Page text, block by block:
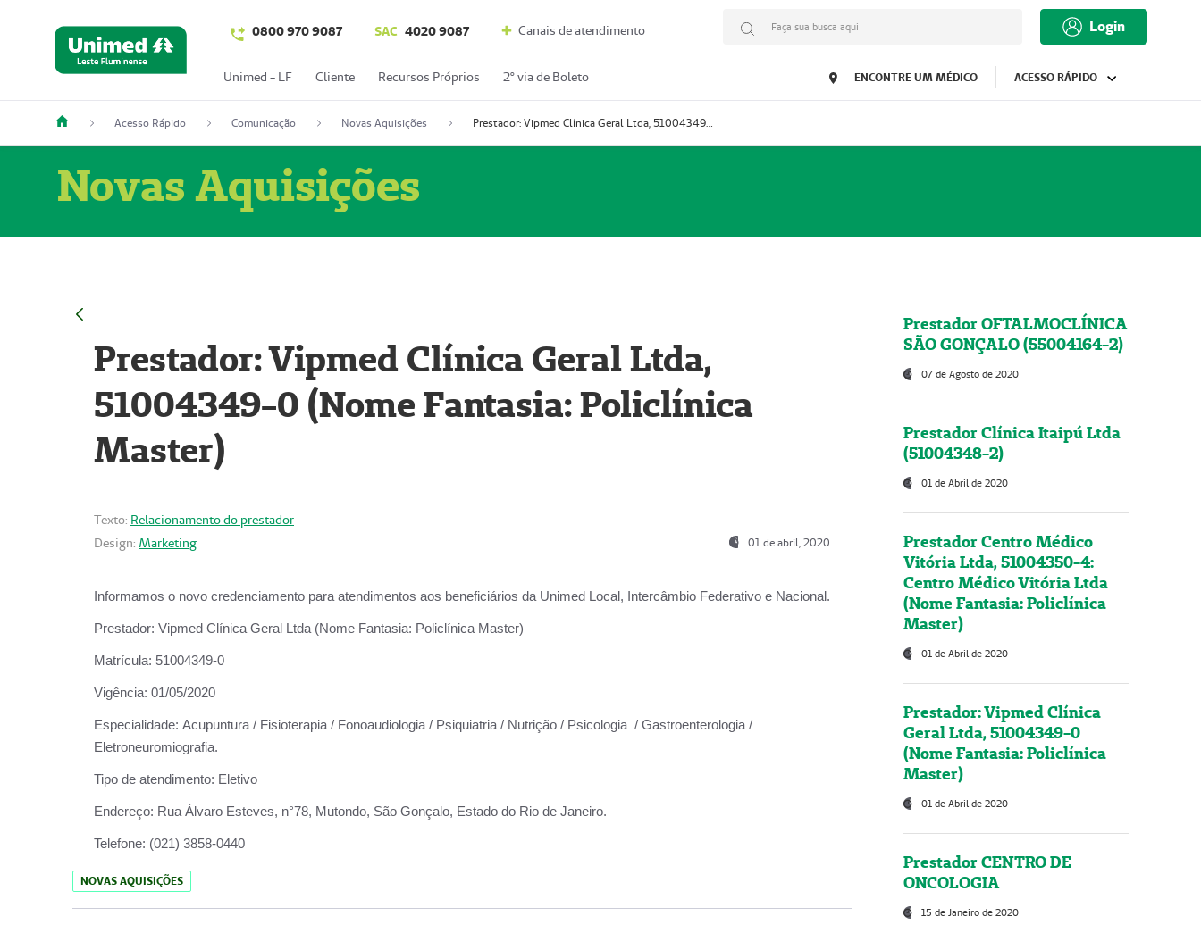
0800 970 9087 SAC 4020 9087 Canais de atendimento Faça sua busca aqui Login
Unimed - LF Cliente Recursos Próprios 2º via de Boleto ENCONTRE UM MÉDICO ACESSO RÁPIDO
Acesso Rápido Comunicação Novas Aquisições Prestador: Vipmed Clínica Geral Ltda, 51004349-0 (Nome Fantasia: Policlínica Master)
Novas Aquisições
Prestador: Vipmed Clínica Geral Ltda,
51004349-0 (Nome Fantasia: Policlínica
Master)
Texto: Relacionamento do prestador
Design: Marketing 01 de abril, 2020
Informamos o novo credenciamento para atendimentos aos beneficiários da Unimed Local, Intercâmbio Federativo e Nacional.
Prestador: Vipmed Clínica Geral Ltda (Nome Fantasia: Policlínica Master)
Matrícula: 51004349-0
Vigência: 01/05/2020
Especialidade: Acupuntura / Fisioterapia / Fonoaudiologia / Psiquiatria / Nutrição / Psicologia / Gastroenterologia /
Eletroneuromiografia.
Tipo de atendimento: Eletivo
Endereço: Rua Àlvaro Esteves, n°78, Mutondo, São Gonçalo, Estado do Rio de Janeiro.
Telefone: (021) 3858-0440
NOVAS AQUISIÇÕES
Prestador OFTALMOCLÍNICA
SÃO GONÇALO (55004164-2)
07 de Agosto de 2020
Prestador Clínica Itaipú Ltda
(51004348-2)
01 de Abril de 2020
Prestador Centro Médico
Vitória Ltda, 51004350-4:
Centro Médico Vitória Ltda
(Nome Fantasia: Policlínica
Master)
01 de Abril de 2020
Prestador: Vipmed Clínica
Geral Ltda, 51004349-0
(Nome Fantasia: Policlínica
Master)
01 de Abril de 2020
Prestador CENTRO DE
ONCOLOGIA
15 de Janeiro de 2020